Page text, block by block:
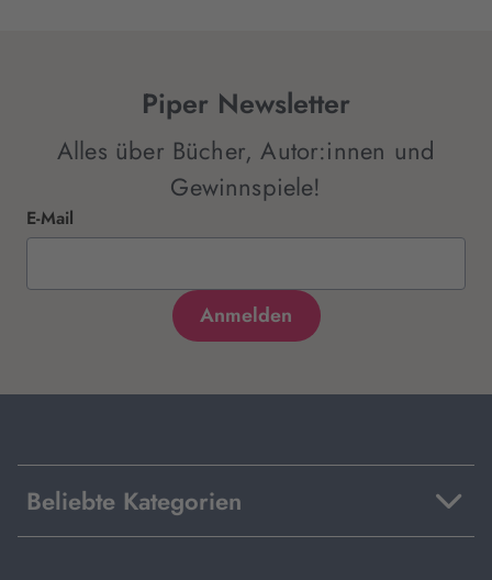
Piper Newsletter
Alles über Bücher, Autor:innen und
Gewinnspiele!
E-Mail
Beliebte Kategorien